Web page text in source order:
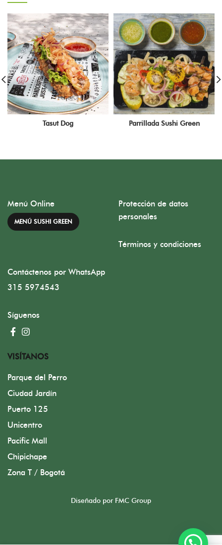
Tasut Dog Parrillada Sushi Green
Menú Online
MENÚ SUSHI GREEN
Protección de datos
personales
Términos y condiciones
Contáctenos por WhatsApp
315 5974543
Síguenos
VISÍTANOS
Parque del Perro
Ciudad Jardín
Puerto 125
Unicentro
Pacific Mall
Chipichape
Zona T / Bogotá
Diseñado por FMC Group